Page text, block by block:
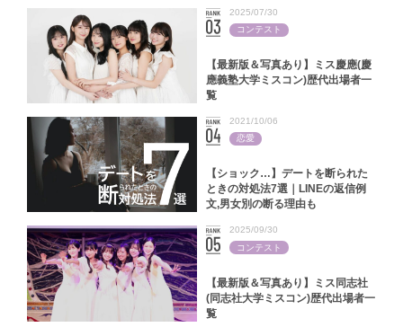
【最新版＆写真あり】ミス慶應(慶
應義塾大学ミスコン)歴代出場者一
覧
2025/07/30
コンテスト
【ショック…】デートを断られた
ときの対処法7選｜LINEの返信例
文,男女別の断る理由も
2021/10/06
恋愛
【最新版＆写真あり】ミス同志社
(同志社大学ミスコン)歴代出場者一
覧
2025/09/30
コンテスト